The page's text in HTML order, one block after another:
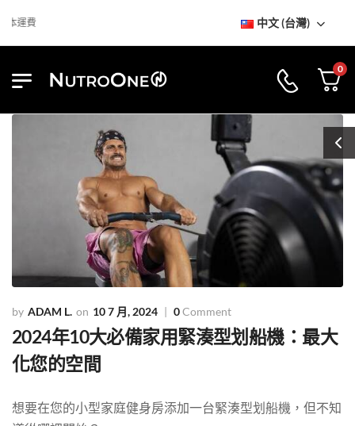
到訪NutroOne陳列室 免基本運
中文 (台灣)
0
ADAM L. 10 7 月, 2024 0Comment
2024年10大必備家用緊湊型划船機：最大
化您的空間
想要在您的小型家庭健身房添加一台緊湊型划船機，但不知